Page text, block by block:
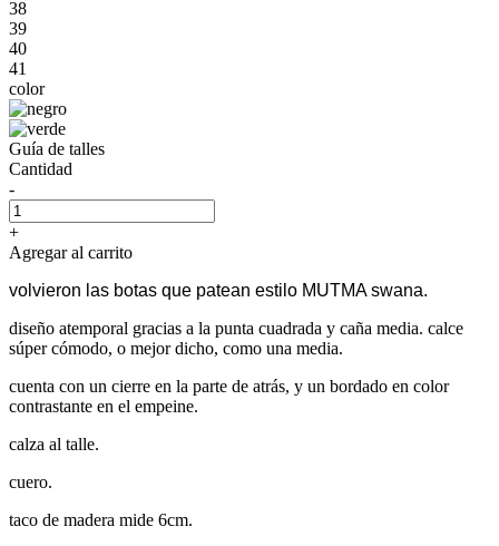
38
39
40
41
color
Guía de talles
Cantidad
-
+
Agregar al carrito
volvieron las botas que patean estilo MUTMA swana.
diseño atemporal gracias a la punta cuadrada y caña media. calce
súper cómodo, o mejor dicho, como una media.
cuenta con un cierre en la parte de atrás, y un bordado en color
contrastante en el empeine.
calza al talle.
cuero.
taco de madera mide 6cm.